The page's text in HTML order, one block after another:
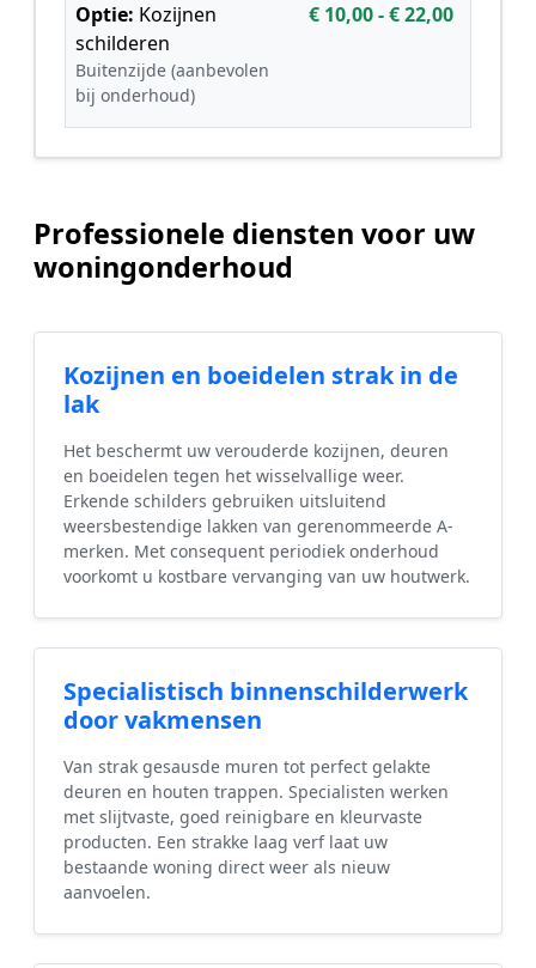
Optie: Kozijnen
schilderen
Buitenzijde (aanbevolen
bij onderhoud)
€ 10,00 - € 22,00
Professionele diensten voor uw
woningonderhoud
Kozijnen en boeidelen strak in de
lak
Het beschermt uw verouderde kozijnen, deuren
en boeidelen tegen het wisselvallige weer.
Erkende schilders gebruiken uitsluitend
weersbestendige lakken van gerenommeerde A-
merken. Met consequent periodiek onderhoud
voorkomt u kostbare vervanging van uw houtwerk.
Specialistisch binnenschilderwerk
door vakmensen
Van strak gesausde muren tot perfect gelakte
deuren en houten trappen. Specialisten werken
met slijtvaste, goed reinigbare en kleurvaste
producten. Een strakke laag verf laat uw
bestaande woning direct weer als nieuw
aanvoelen.